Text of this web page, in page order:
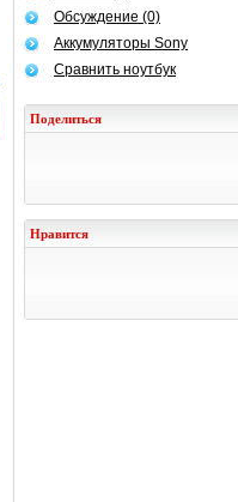
Обсуждение (0)
Аккумуляторы Sony
Сравнить ноутбук
Поделиться
Нравится